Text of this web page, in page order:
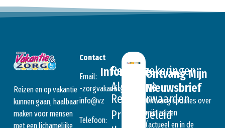
Reizen en op vakantie
kunnen gaan, haalbaar
maken voor mensen
met een lichamelijke
Contact
Email:
ln.seitnakavgroz-
zv
@ofni
Telefoon:
Informatie
Reisverzekeringen
Algemene
Reisvoorwaarden
Privacybeleid
Ontvang Mijn
Nieuwsbrief
Ontvang updates over
mijn reizen
(actueel en in de